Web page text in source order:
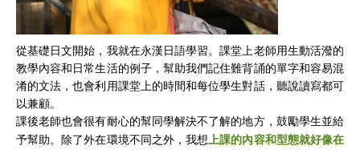
從基礎日文開始，我就在永漢日語學習。課堂上老師用生動活潑的
教學內容和日常生活的例子，幫助我們記住難背誦的單字和容易混
淆的文法，也會利用課堂上的時間和每位學生對話，聽說讀寫都可
以兼顧。
課後老師也會很有耐心的幫同學解決不了解的地方，鼓勵學生並給
予幫助。除了外在環境不同之外，我想 上課的內容和型態就好像在